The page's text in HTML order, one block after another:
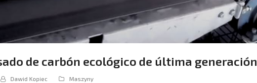
de carbón ecológico de última generación
Dawid Kopiec Maszyny